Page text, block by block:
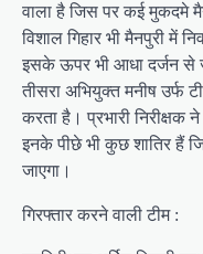
वाला है जिस पर कई मुकदमे
विशाल गिहार भी मैनपुरी में
इसके ऊपर भी आधा दर्जन से
तीसरा अभियुक्त मनीष उर्फ
करता है। प्रभारी निरीक्षक
इनके पीछे भी कुछ शातिर हैं
जाएगा।
गिरफ्तार करने वाली टीम :